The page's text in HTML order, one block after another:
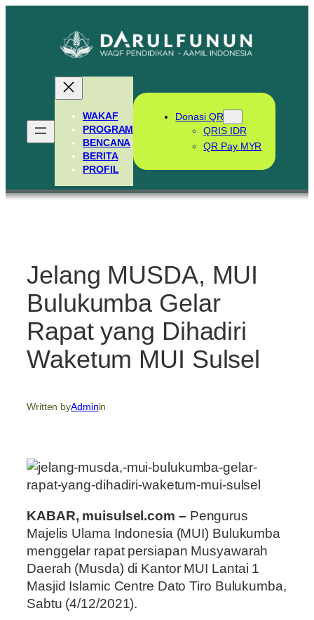
WAKAF
PROGRAM
BENCANA
BERITA
PROFIL
Donasi QR
QRIS IDR
QR Pay MYR
Jelang MUSDA, MUI
Bulukumba Gelar
Rapat yang Dihadiri
Waketum MUI Sulsel
Written byAdminin
KABAR, muisulsel.com – Pengurus
Majelis Ulama Indonesia (MUI) Bulukumba
menggelar rapat persiapan Musyawarah
Daerah (Musda) di Kantor MUI Lantai 1
Masjid Islamic Centre Dato Tiro Bulukumba,
Sabtu (4/12/2021).